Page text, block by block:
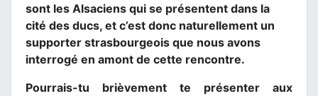
sont les Alsaciens qui se présentent dans la
cité des ducs, et c’est donc naturellement un
supporter strasbourgeois que nous avons
interrogé en amont de cette rencontre.
Pourrais-tu brièvement te présenter aux